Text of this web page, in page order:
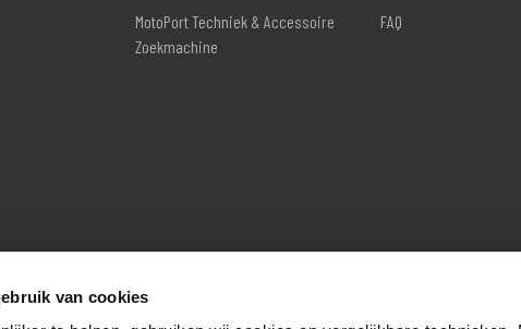
van cookies
MotoPort Techniek & Accessoire
Zoekmachine
FAQ